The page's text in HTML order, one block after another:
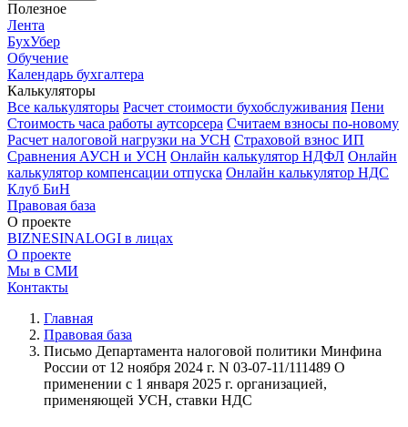
Полезное
Лента
БухУбер
Обучение
Календарь бухгалтера
Калькуляторы
Все калькуляторы Расчет стоимости бухобслуживания Пени
Стоимость часа работы аутсорсера Считаем взносы по-новому
Расчет налоговой нагрузки на УСН Страховой взнос ИП
Сравнения АУСН и УСН Онлайн калькулятор НДФЛ Онлайн
калькулятор компенсации отпуска Онлайн калькулятор НДС
Клуб БиН
Правовая база
О проекте
BIZNESINALOGI в лицах
О проекте
Мы в СМИ
Контакты
Главная
Правовая база
Письмо Департамента налоговой политики Минфина
России от 12 ноября 2024 г. N 03-07-11/111489 О
применении с 1 января 2025 г. организацией,
применяющей УСН, ставки НДС